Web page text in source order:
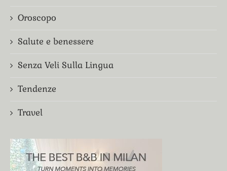
Oroscopo
Salute e benessere
Senza Veli Sulla Lingua
Tendenze
Travel